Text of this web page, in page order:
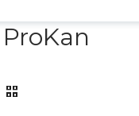
Фитинги